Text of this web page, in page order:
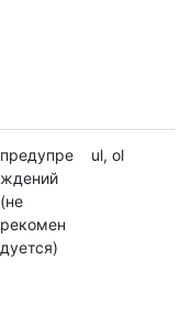
предупре
ждений
(не
рекомен
дуется)
ul, ol